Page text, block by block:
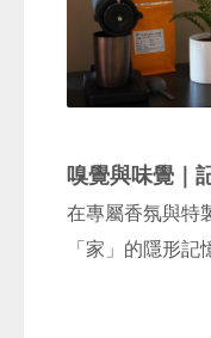
嗅覺與味覺｜
在專屬香氛與特
「家」的隱形記